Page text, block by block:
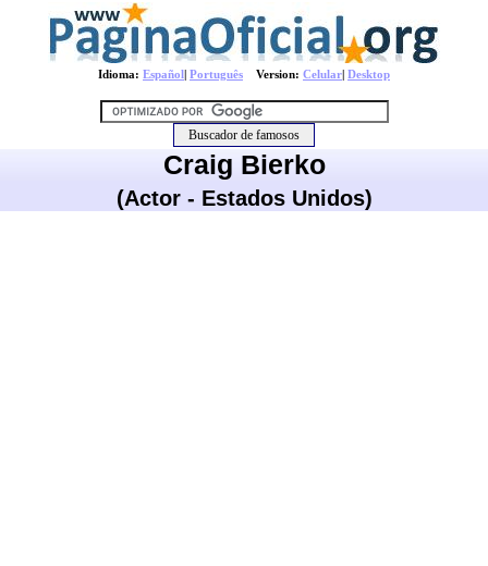
Idioma: Español| Português Version: Celular| Desktop
Craig Bierko
(Actor - Estados Unidos)